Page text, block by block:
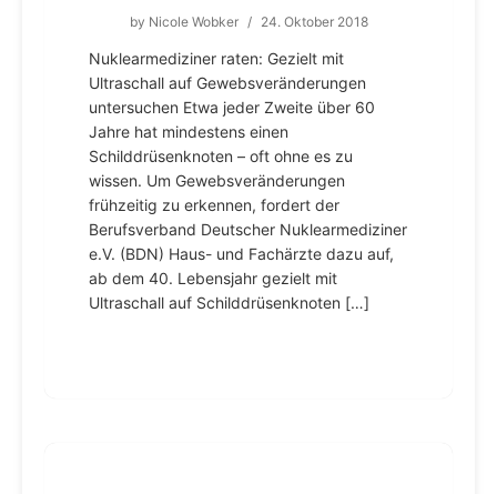
by Nicole Wobker / 24. Oktober 2018
Nuklearmediziner raten: Gezielt mit
Ultraschall auf Gewebsveränderungen
untersuchen Etwa jeder Zweite über 60
Jahre hat mindestens einen
Schilddrüsenknoten – oft ohne es zu
wissen. Um Gewebsveränderungen
frühzeitig zu erkennen, fordert der
Berufsverband Deutscher Nuklearmediziner
e.V. (BDN) Haus- und Fachärzte dazu auf,
ab dem 40. Lebensjahr gezielt mit
Ultraschall auf Schilddrüsenknoten […]